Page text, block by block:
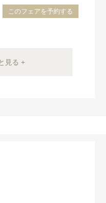
このフェアを予約する
見る +